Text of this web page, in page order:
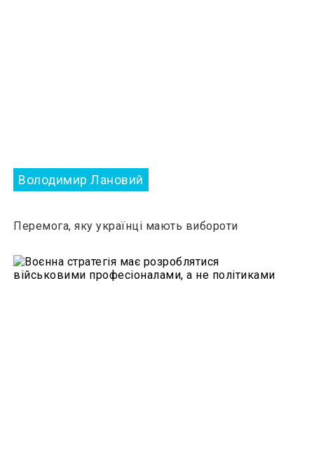
Володимир Лановий
Перемога, яку українці мають вибороти